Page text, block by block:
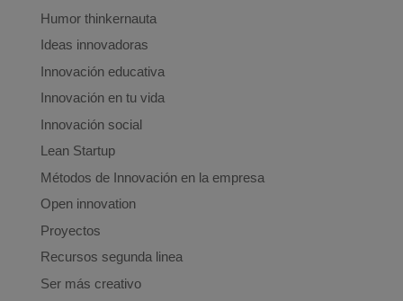
Humor thinkernauta
Ideas innovadoras
Innovación educativa
Innovación en tu vida
Innovación social
Lean Startup
Métodos de Innovación en la empresa
Open innovation
Proyectos
Recursos segunda linea
Ser más creativo